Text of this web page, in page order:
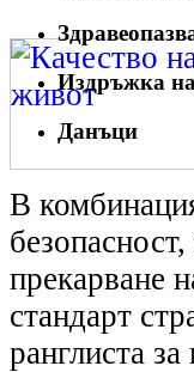
Издръжка
Данъци
В
прекарване
стандарт
ранглиста